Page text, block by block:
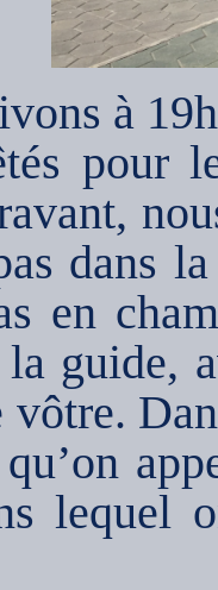
à
pour
dans
en
guide,
vôtre.
lequel